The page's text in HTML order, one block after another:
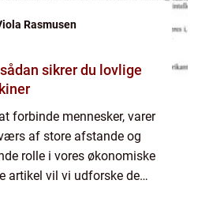
Rasmusen
sikrer du lovlige
forbinde mennesker, varer
af store afstande og
rolle i vores økonomiske
artikel vil vi udforske de